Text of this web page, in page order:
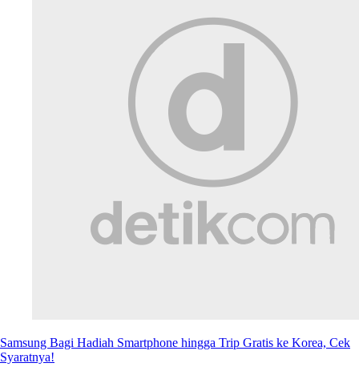
Samsung Bagi Hadiah Smartphone hingga Trip Gratis ke Korea, Cek
Syaratnya!